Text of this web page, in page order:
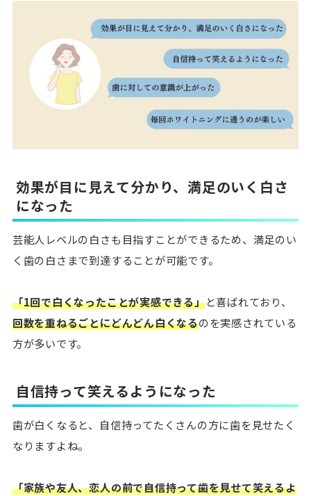
効果が目に見えて分かり、満足のいく白さ
になった
芸能人レベルの白さも目指すことができるため、満足のい
く歯の白さまで到達することが可能です。
「1回で白くなったことが実感できる」と喜ばれており、
回数を重ねるごとにどんどん白くなるのを実感されている
方が多いです。
自信持って笑えるようになった
歯が白くなると、自信持ってたくさんの方に歯を見せたく
なりますよね。
「家族や友人、恋人の前で自信持って歯を見せて笑えるよ